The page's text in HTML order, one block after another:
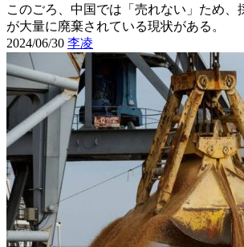
このごろ、中国では「売れない」ため、
が大量に廃棄されている現状がある。
2024/06/30 李凌